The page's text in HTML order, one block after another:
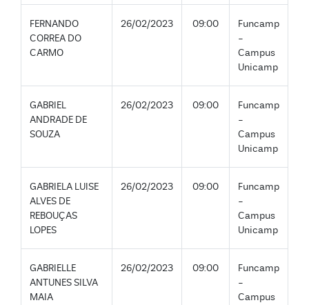
FERNANDO
CORREA DO
CARMO
26/02/2023 09:00
Funcamp
-
Campus
Unicamp
GABRIEL
ANDRADE DE
SOUZA
26/02/2023 09:00
Funcamp
-
Campus
Unicamp
GABRIELA LUISE
ALVES DE
REBOUÇAS
LOPES
26/02/2023 09:00
Funcamp
-
Campus
Unicamp
GABRIELLE
ANTUNES SILVA
MAIA
26/02/2023 09:00
Funcamp
-
Campus